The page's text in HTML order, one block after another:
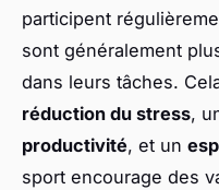
participent
sont généralement
dans leurs tâches.
réduction du stress,
productivité, et un
sport encourage des